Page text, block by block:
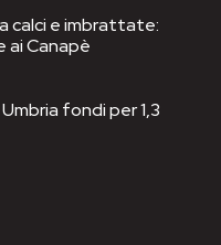
calci e imbrattate:
ai Canapè
fondi per 1,3